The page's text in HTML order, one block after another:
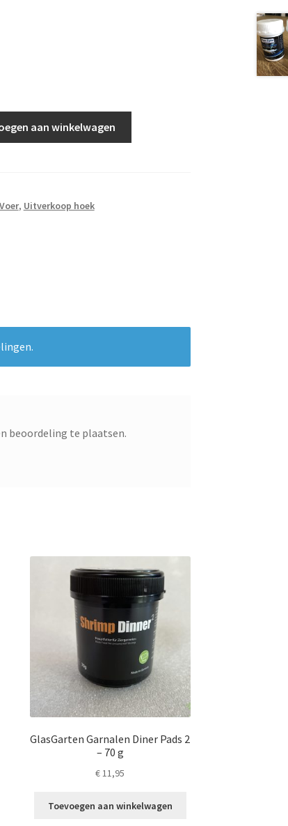
aan winkelwagen
, Uitverkoop hoek
beoordeling te plaatsen.
GlasGarten Garnalen Diner Pads 2
– 70 g
€11,95
Toevoegen aan winkelwagen